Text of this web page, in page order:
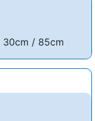
30cm / 85cm